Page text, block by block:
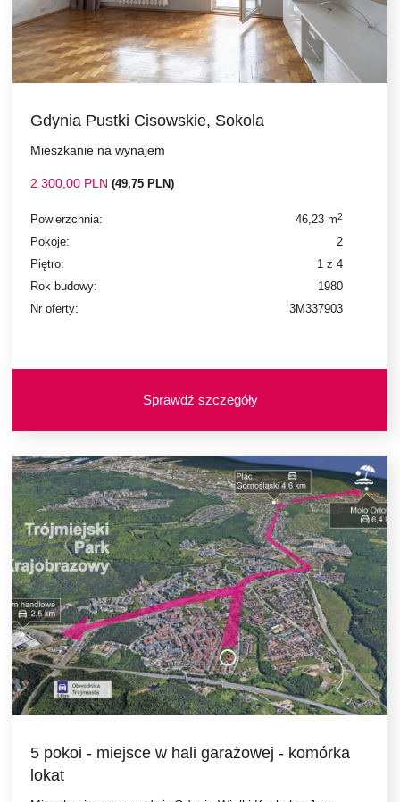
Gdynia Pustki Cisowskie, Sokola
Mieszkanie na wynajem
2 300,00 PLN (49,75 PLN)
Powierzchnia: 46,23 m2
Pokoje:
2
Piętro:
1 z 4
Rok budowy:
1980
Nr oferty:
3M337903
Sprawdź szczegóły
5 pokoi - miejsce w hali garażowej - komórka
lokat